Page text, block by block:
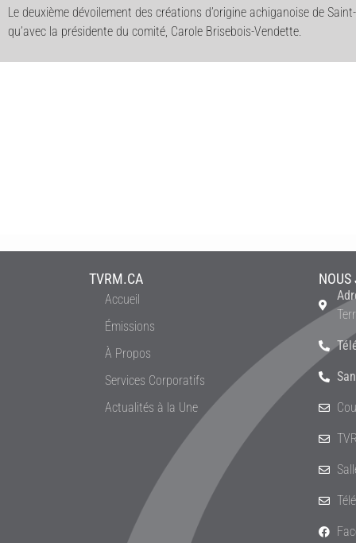
Le deuxième dévoilement des créations d’origine achiganoise de
qu’avec la présidente du comité, Carole Brisebois-Vendette.
TVRM.CA
Accueil
Émissions
À Propos
Services Corporatifs
Actualités à la Une
NOUS